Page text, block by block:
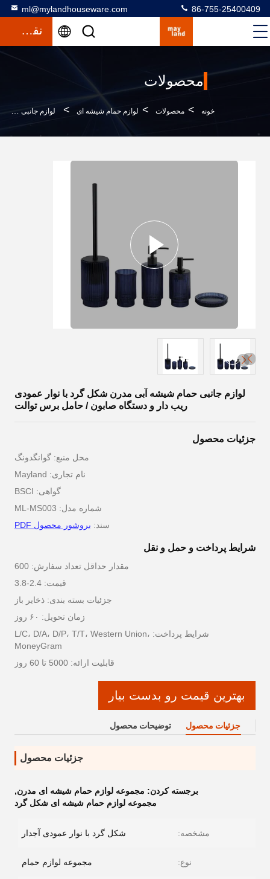
ml@mylandhouseware.com 86-755-25400409
نقل قول
محصولات
خونه > محصولات > لوازم حمام شیشه ای > لوازم جانبی حمام شیشه آبی مدرن شکل گرد با نوار عمودی ریب دار و دستگاه صابون / حامل برس توالت
لوازم جانبی حمام شیشه آبی مدرن شکل گرد با نوار عمودی
ریب دار و دستگاه صابون / حامل برس توالت
جزئیات محصول
محل منبع: گوانگدونگ
نام تجاری: Mayland
گواهی: BSCI
شماره مدل: ML-MS003
سند: بروشور محصول PDF
شرایط پرداخت و حمل و نقل
مقدار حداقل تعداد سفارش: 600
قیمت: 2.4-3.8
جزئیات بسته بندی: ذخایر باز
زمان تحویل: ۶۰ روز
شرایط پرداخت: L/C، D/A، D/P، T/T، Western Union،
MoneyGram
قابلیت ارائه: 5000 تا 60 روز
بهترین قیمت رو بدست بیار
جزئیات محصول توضیحات محصول
جزئیات محصول
برجسته کردن: مجموعه لوازم حمام شیشه ای مدرن,
مجموعه لوازم حمام شیشه ای شکل گرد
مشخصه: شکل گرد با نوار عمودی آجدار
نوع: مجموعه لوازم حمام